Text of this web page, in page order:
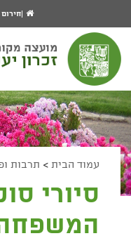
מעבר לתפריט ראשי
הגדל גודל פונט
הקטן גודל פונט
מצב ניגודיות גבוהה
מצב ניגודיות נמוכה
הצג קישורים
הצהרת נגישות
עמוד
הבית
חירום
עמוד הבית > תרבות
סיורי